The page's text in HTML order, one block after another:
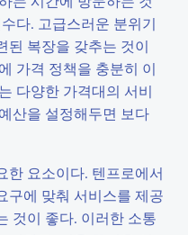
다. 고급스러운 분위기
된 복장을 갖추는 것이
가격 정책을 충분히 이
다양한 가격대의 서비
산을 설정해두면 보다
한 요소이다. 텐프로에서
구에 맞춰 서비스를 제공
것이 좋다. 이러한 소통